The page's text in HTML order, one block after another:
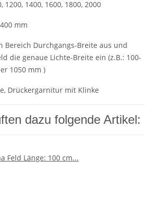
1200, 1400, 1600, 1800, 2000
mm
Bereich Durchgangs-Breite aus und
die genaue Lichte-Breite ein (z.B.: 100-
1050 mm )
Drückergarnitur mit Klinke
dazu folgende Artikel: